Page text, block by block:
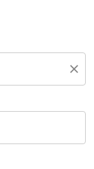
close